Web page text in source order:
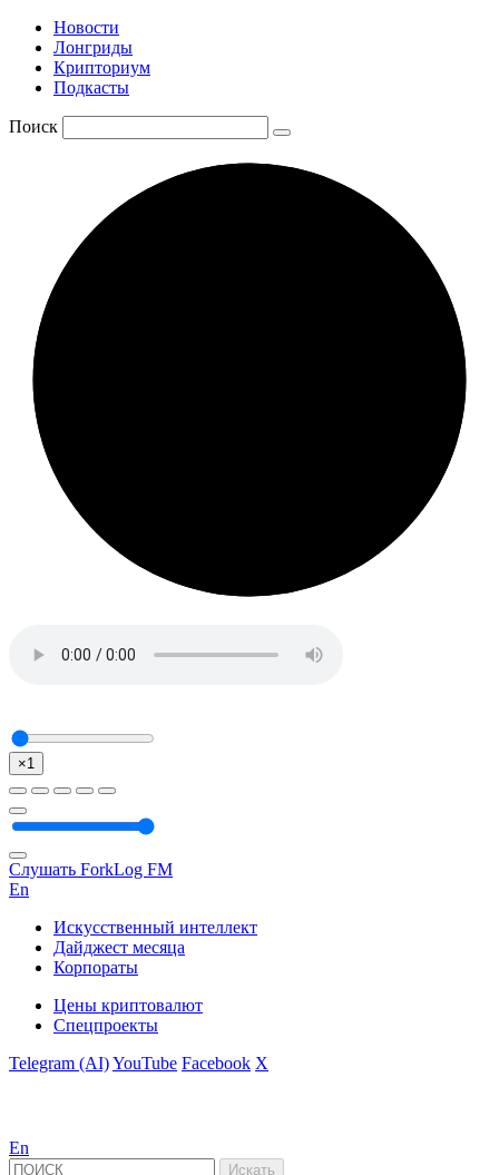
Новости
Лонгриды
Крипториум
Подкасты
Поиск
×1
Слушать ForkLog FM
En
Искусственный интеллект
Дайджест месяца
Корпораты
Цены криптовалют
Спецпроекты
Telegram (AI)YouTube Facebook X
En